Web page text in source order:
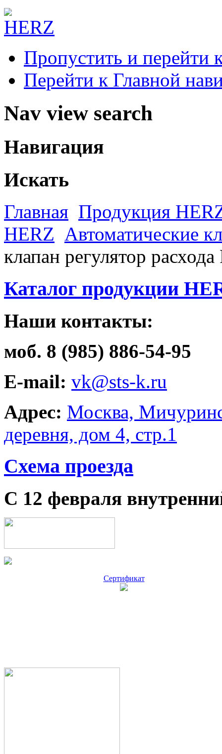
Пропустить и перейти
Перейти к Главной
Nav view search
Навигация
Искать
Главная Продукция
HERZ Автоматические
клапан регулятор
Каталог продукции
Наши контакты:
моб. 8 (985) 886-54-95
E-mail: vk@sts-k.ru
Адрес: Москва,
деревня, дом 4, стр.1
Схема проезда
С 12 февраля
Сертификат